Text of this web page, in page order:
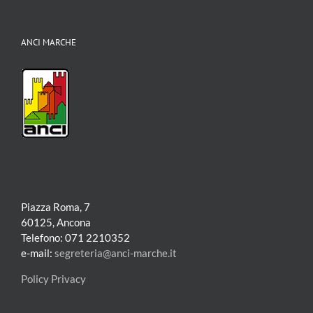
ANCI MARCHE
Piazza Roma, 7
60125, Ancona
Telefono: 071 2210352
e-mail: segreteria@anci-marche.it
Policy Privacy